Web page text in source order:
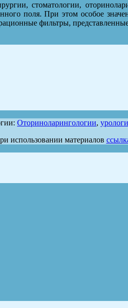
стоматологии,
поля. При этом особое
фильтры,
Оториноларингологии,
использовании материалов